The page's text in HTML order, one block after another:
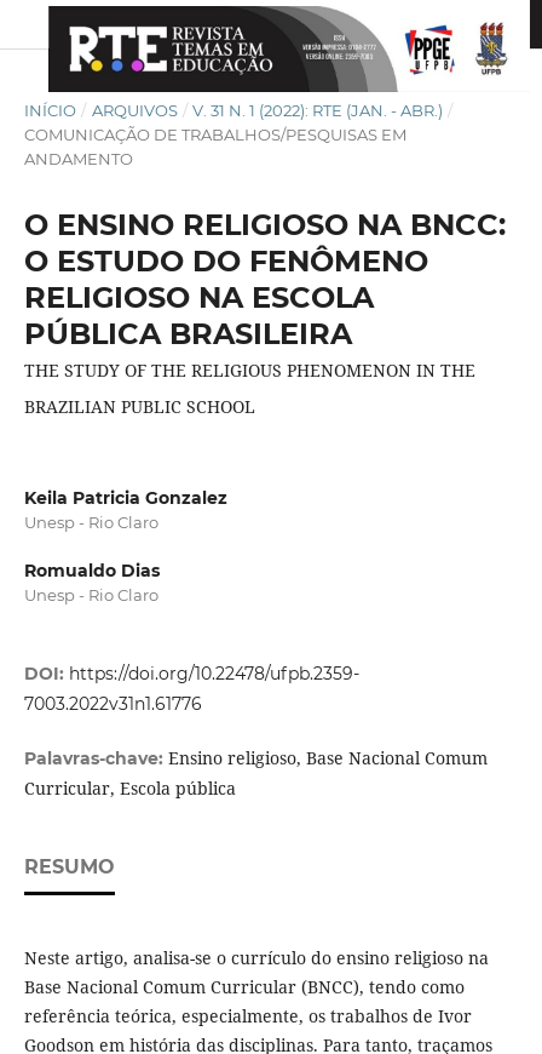
INÍCIO / ARQUIVOS / V. 31 N. 1 (2022): RTE (JAN. - ABR.) /
COMUNICAÇÃO DE TRABALHOS/PESQUISAS EM
ANDAMENTO
O ENSINO RELIGIOSO NA BNCC:
O ESTUDO DO FENÔMENO
RELIGIOSO NA ESCOLA
PÚBLICA BRASILEIRA
THE STUDY OF THE RELIGIOUS PHENOMENON IN THE
BRAZILIAN PUBLIC SCHOOL
Keila Patricia Gonzalez
Unesp - Rio Claro
Romualdo Dias
Unesp - Rio Claro
DOI: https://doi.org/10.22478/ufpb.2359-
7003.2022v31n1.61776
Palavras-chave: Ensino religioso, Base Nacional Comum
Curricular, Escola pública
RESUMO
Neste artigo, analisa-se o currículo do ensino religioso na
Base Nacional Comum Curricular (BNCC), tendo como
referência teórica, especialmente, os trabalhos de Ivor
Goodson em história das disciplinas. Para tanto, traçamos